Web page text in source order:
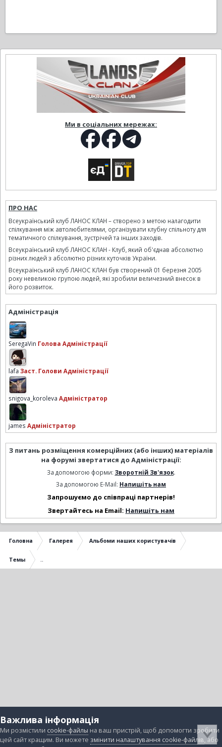
Ми в соціальних мережах:
ПРО НАС
Всеукраїнський клуб ЛАНОС КЛАН – створено з метою налагодити
спілкування між автолюбителями, організувати клубну спільноту для
тематичного спілкування, зустрічей та інших заходів.
Всеукраїнський клуб ЛАНОС КЛАН - Клуб, який об'єднав абсолютно
різних людей з абсолютно різних куточків України.
Всеукраїнський клуб ЛАНОС КЛАН був створений 01 березня 2005
року невеликою групою людей, які зробили величезний внесок в
його розвиток.
Адміністрація
SeregaVin Голова Адміністрації
lafa Заст. Голови Адміністрації
snigova_koroleva Адміністратор
james Адміністратор
З питань розміщення комерційних (або інших) матеріалів
на форумі звертатися до Адміністрації:
За допомогою форми: Зворотній Зв'язок.
За допомогою E-Mail: Напишіть нам
Запрошуємо до співпраці партнерів!
Звертайтесь на Email: Напишіть нам
Головна Галерея Альбоми наших користувачів
Темы ..
Важлива інформація
Ми розмістили cookie-файлы на ваш пристрій, щоб допомогти зробити
цей сайт кращим. Ви можете змінити налаштування cookie-файлів, або